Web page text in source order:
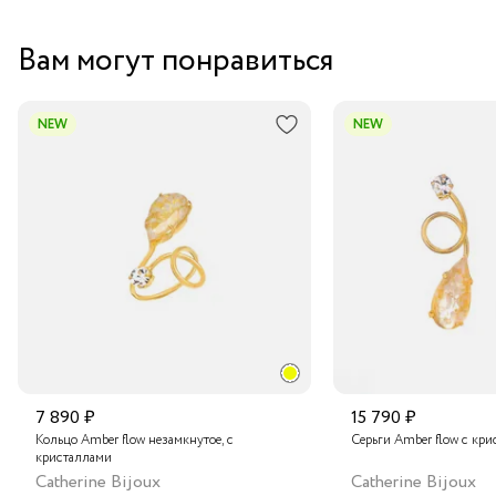
Вам могут понравиться
NEW
7 890 ₽
Кольцо Amber flow незамкнутое, с
кристаллами
Catherine Bijoux
NEW
15 790 ₽
Серьги Amber flow с
Catherine Bijoux